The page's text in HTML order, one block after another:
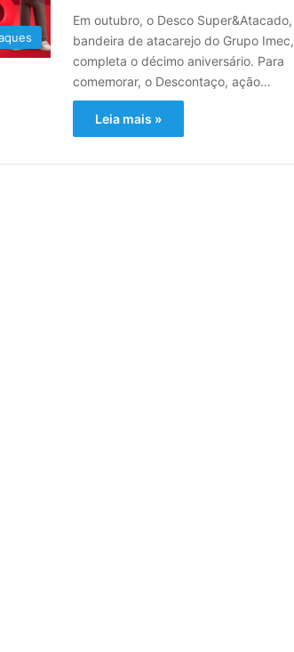
Em outubro, o Desco Super&Atacado,
bandeira de atacarejo do Grupo Imec,
completa o décimo aniversário. Para
comemorar, o Descontaço, ação…
Leia mais »